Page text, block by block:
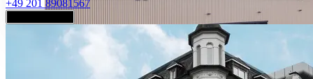
+49 201 89081567